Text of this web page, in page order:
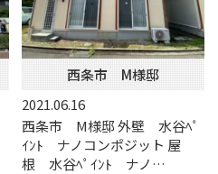
西条市 M様邸
2021.06.16
西条市 M様邸 外壁 水谷ﾍﾟ
ｲﾝﾄ ナノコンポジット 屋
根 水谷ﾍﾟｲﾝﾄ ナノ…